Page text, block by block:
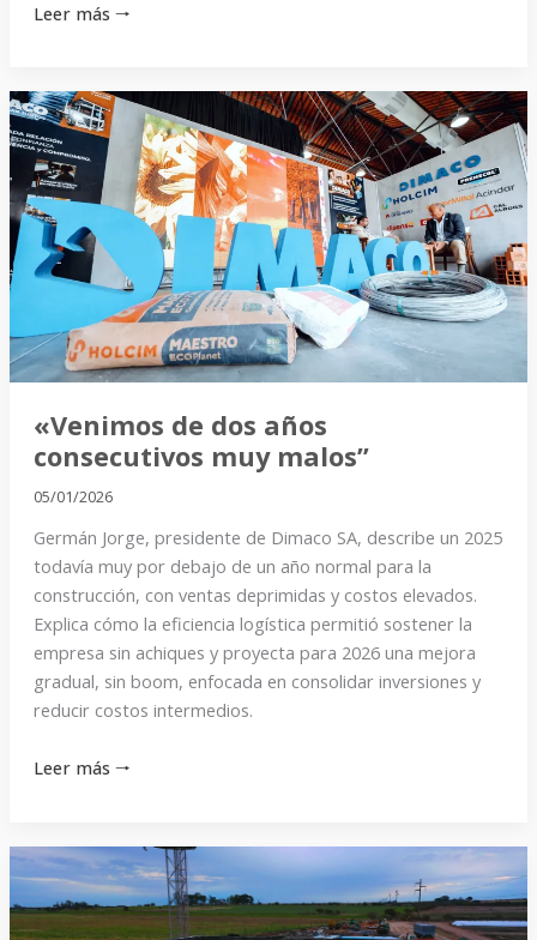
Leer más 🠒
«Venimos de dos años
consecutivos muy malos”
05/01/2026
Germán Jorge, presidente de Dimaco SA, describe un 2025
todavía muy por debajo de un año normal para la
construcción, con ventas deprimidas y costos elevados.
Explica cómo la eficiencia logística permitió sostener la
empresa sin achiques y proyecta para 2026 una mejora
gradual, sin boom, enfocada en consolidar inversiones y
reducir costos intermedios.
«Venimos
de
dos
años
consecutivos
muy
malos”
Leer más 🠒
«La
moneda